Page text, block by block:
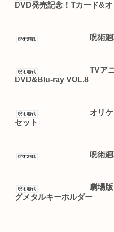
DVD発売記念！Tカード&
呪術廻戦 呪術
呪術廻戦
TVア
DVD&Blu-ray VOL.8
呪術廻戦
オリ
セット
呪術廻戦 呪術
呪術廻戦
劇場
グメタルキーホルダー